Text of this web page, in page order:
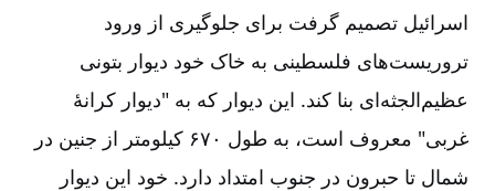
اسرائیل تصمیم گرفت برای جلوگیری از ورود
تروریست‌های فلسطینی به خاک خود دیوار بتونی
عظیم‌الجثه‌ای بنا کند. این دیوار که به "دیوار کرانۀ
غربی" معروف است، به طول ۶۷۰ کیلومتر از جنین در
شمال تا حبرون در جنوب امتداد دارد. خود این دیوار